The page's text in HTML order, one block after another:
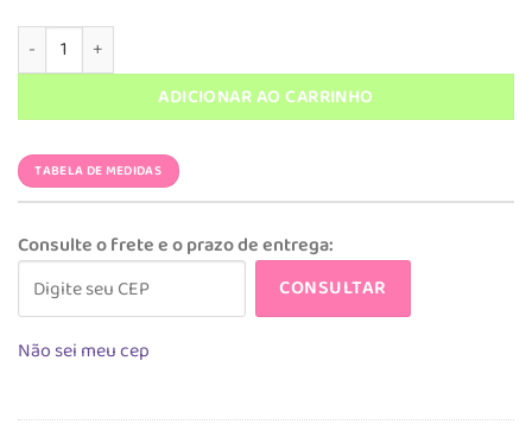
Conjunto Bele Bichinhos - Unissex quantidade
ADICIONAR AO CARRINHO
TABELA DE MEDIDAS
Consulte o frete e o prazo de entrega:
CONSULTAR
Não sei meu cep